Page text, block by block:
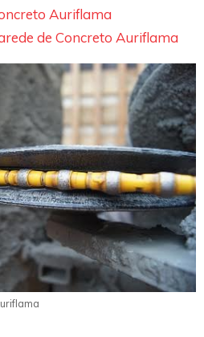
Auriflama
de Concreto Auriflama